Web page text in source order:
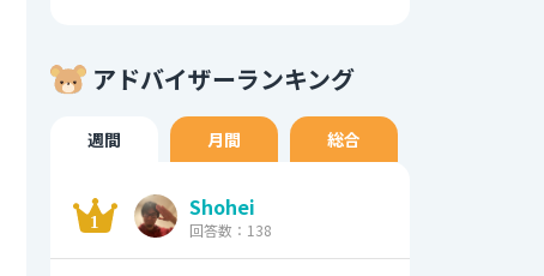
アドバイザーランキング
週間 月間 総合
Shohei
回答数：138